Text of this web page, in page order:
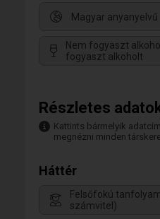
Magyar anyanyelvű
Nem fogyaszt
fogyaszt alkoholt
Részletes
Kattints bármelyik
megnézni minden
Háttér
Felsőfokú
számvitel)